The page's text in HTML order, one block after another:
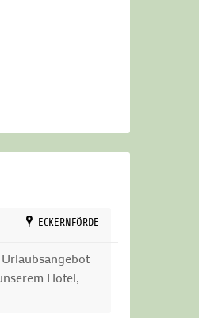
ECKERNFÖRDE
Hotel,